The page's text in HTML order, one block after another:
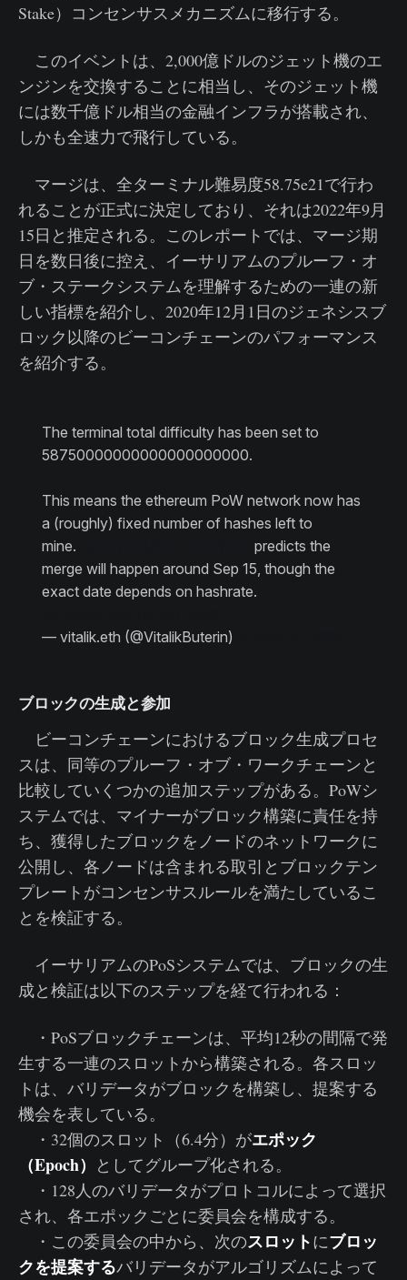
Stake）コンセンサスメカニズムに移行する。
このイベントは、2,000億ドルのジェット機のエ
ンジンを交換することに相当し、そのジェット機
には数千億ドル相当の金融インフラが搭載され、
しかも全速力で飛行している。
マージは、全ターミナル難易度58.75e21で行わ
れることが正式に決定しており、それは2022年9月
15日と推定される。このレポートでは、マージ期
日を数日後に控え、イーサリアムのプルーフ・オ
ブ・ステークシステムを理解するための一連の新
しい指標を紹介し、2020年12月1日のジェネシスブ
ロック以降のビーコンチェーンのパフォーマンス
を紹介する。
The terminal total difficulty has been set to
58750000000000000000000.
This means the ethereum PoW network now has
a (roughly) fixed number of hashes left to
mine.
predicts the
merge will happen around Sep 15, though the
exact date depends on hashrate.
— vitalik.eth (@VitalikButerin)
ブロックの生成と参加
ビーコンチェーンにおけるブロック生成プロセ
スは、同等のプルーフ・オブ・ワークチェーンと
比較していくつかの追加ステップがある。PoWシ
ステムでは、マイナーがブロック構築に責任を持
ち、獲得したブロックをノードのネットワークに
公開し、各ノードは含まれる取引とブロックテン
プレートがコンセンサスルールを満たしているこ
とを検証する。
イーサリアムのPoSシステムでは、ブロックの生
成と検証は以下のステップを経て行われる：
・PoSブロックチェーンは、平均12秒の間隔で発
生する一連のスロットから構築される。各スロッ
トは、バリデータがブロックを構築し、提案する
機会を表している。
・32個のスロット（6.4分）がエポック
（Epoch） としてグループ化される。
・128人のバリデータがプロトコルによって選択
され、各エポックごとに委員会を構成する。
・この委員会の中から、次のスロットにブロッ
クを提案するバリデータがアルゴリズムによって